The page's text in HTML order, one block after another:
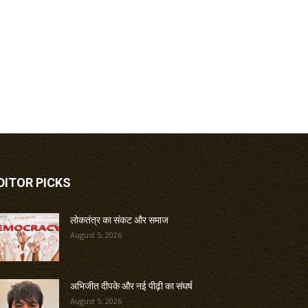
PICKS
लोकतंत्र का संकट और समाज
August 5, 2026
अभिजीत दीपके और नई पीढ़ी का संघर्ष
August 5, 2026